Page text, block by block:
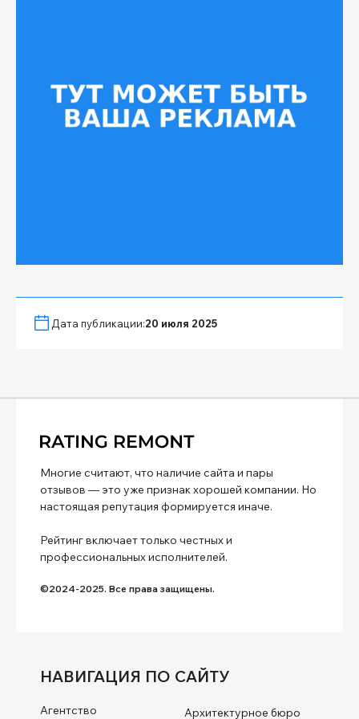
Дата публикации:20 июля 2025
Многие считают, что наличие сайта и пары
отзывов — это уже признак хорошей компании. Но
настоящая репутация формируется иначе.
Рейтинг включает только честных и
профессиональных исполнителей.
©2024-2025. Все права защищены.
НАВИГАЦИЯ ПО САЙТУ
Агентство
Архитектурное бюро